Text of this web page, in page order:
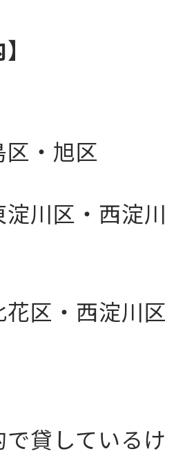
・旭区
川区・西淀川
区・西淀川区
で貸しているけ